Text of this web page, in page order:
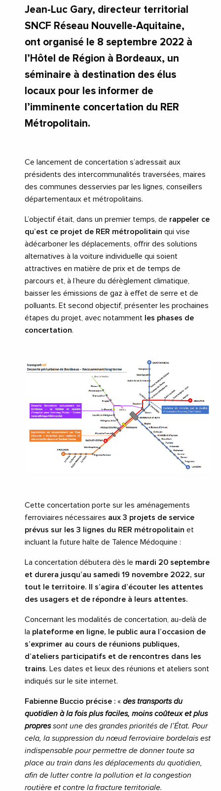
Jean-Luc Gary, directeur territorial
SNCF Réseau Nouvelle-Aquitaine,
ont organisé le 8 septembre 2022 à
l’Hôtel de Région à Bordeaux, un
séminaire à destination des élus
locaux pour les informer de
l’imminente concertation du RER
Métropolitain.
Ce lancement de concertation s’adressait aux
présidents des intercommunalités traversées, maires
des communes desservies par les lignes, conseillers
départementaux et métropolitains.
L’objectif était, dans un premier temps, de rappeler ce
qu’est ce projet de RER métropolitain qui vise
àdécarboner les déplacements, offrir des solutions
alternatives à la voiture individuelle qui soient
attractives en matière de prix et de temps de
parcours et, à l’heure du dérèglement climatique,
baisser les émissions de gaz à effet de serre et de
polluants. Et second objectif, présenter les prochaines
étapes du projet, avec notamment
les phases de
concertation.
Cette concertation porte sur les aménagements
ferroviaires nécessaires aux 3 projets de service
prévus sur les 3 lignes du RER métropolitain et
incluant la future halte de Talence Médoquine :
La concertation débutera dès le mardi 20 septembre
et durera jusqu’au samedi 19 novembre 2022, sur
tout le territoire. Il s’agira d’écouter les attentes
des usagers et de répondre à leurs attentes.
Concernant les modalités de concertation, au-delà de
la plateforme en ligne, le public aura l’occasion de
s’exprimer au cours de réunions publiques,
d’ateliers participatifs et de rencontres dans les
trains. Les dates et lieux des réunions et ateliers sont
indiqués sur le site internet.
Fabienne Buccio précise : « des transports du
quotidien à la fois plus faciles, moins coûteux et plus
propressont une des grandes priorités de l’État. Pour
cela, la suppression du nœud ferroviaire bordelais est
indispensable pour permettre de donner toute sa
place au train dans les déplacements du quotidien,
afin de lutter contre la pollution et la congestion
routière et contre la fracture territoriale.